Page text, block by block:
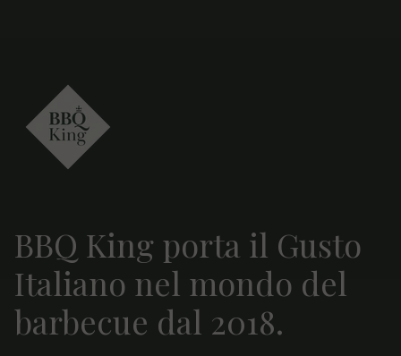
BBQ King porta il Gusto
Italiano nel mondo del
barbecue dal 2018.